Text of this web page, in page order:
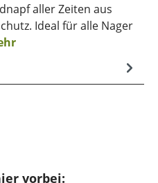
aller Zeiten aus
Ideal für alle Nager
vorbei: